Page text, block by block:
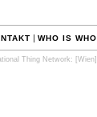
| WHO IS WHO
Thing Network: [Wien]